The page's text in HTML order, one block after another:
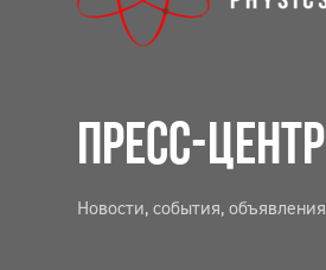
ПРЕСС-ЦЕНТР
Новости, события, объявления